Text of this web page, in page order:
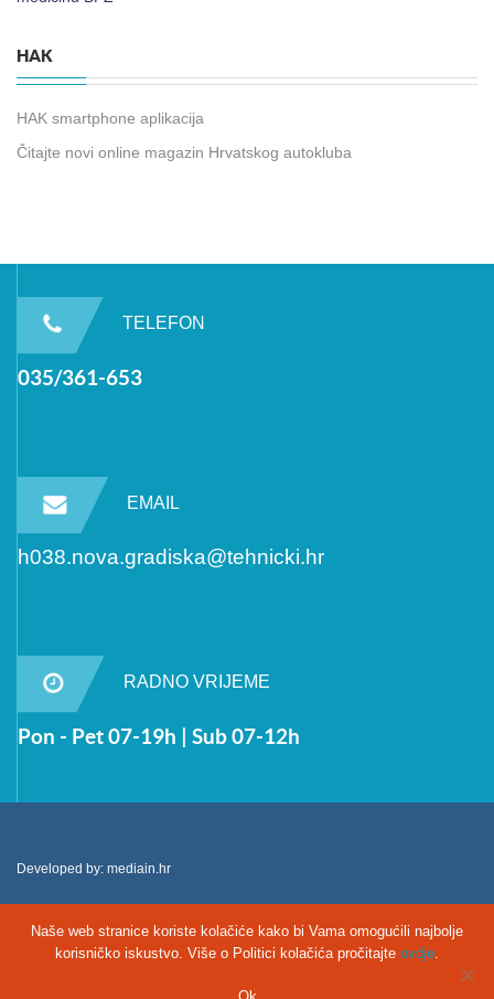
HAK
HAK smartphone aplikacija
Čitajte novi online magazin Hrvatskog autokluba
TELEFON
035/361-653
EMAIL
h038.nova.gradiska@tehnicki.hr
RADNO VRIJEME
Pon - Pet 07-19h | Sub 07-12h
Developed by: mediain.hr
Naše web stranice koriste kolačiće kako bi Vama omogućili najbolje
korisničko iskustvo. Više o Politici kolačića pročitajte ovdje.